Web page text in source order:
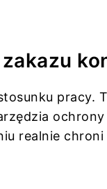
pracy.
realnie